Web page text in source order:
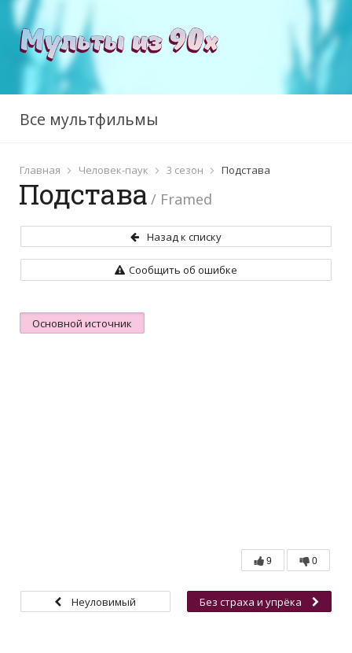
Все мультфильмы
Главная Человек-паук 3 сезон Подстава
Подстава / Framed
Назад к списку
Сообщить об ошибке
Основной источник
9 0
Неуловимый
Без страха и упрёка